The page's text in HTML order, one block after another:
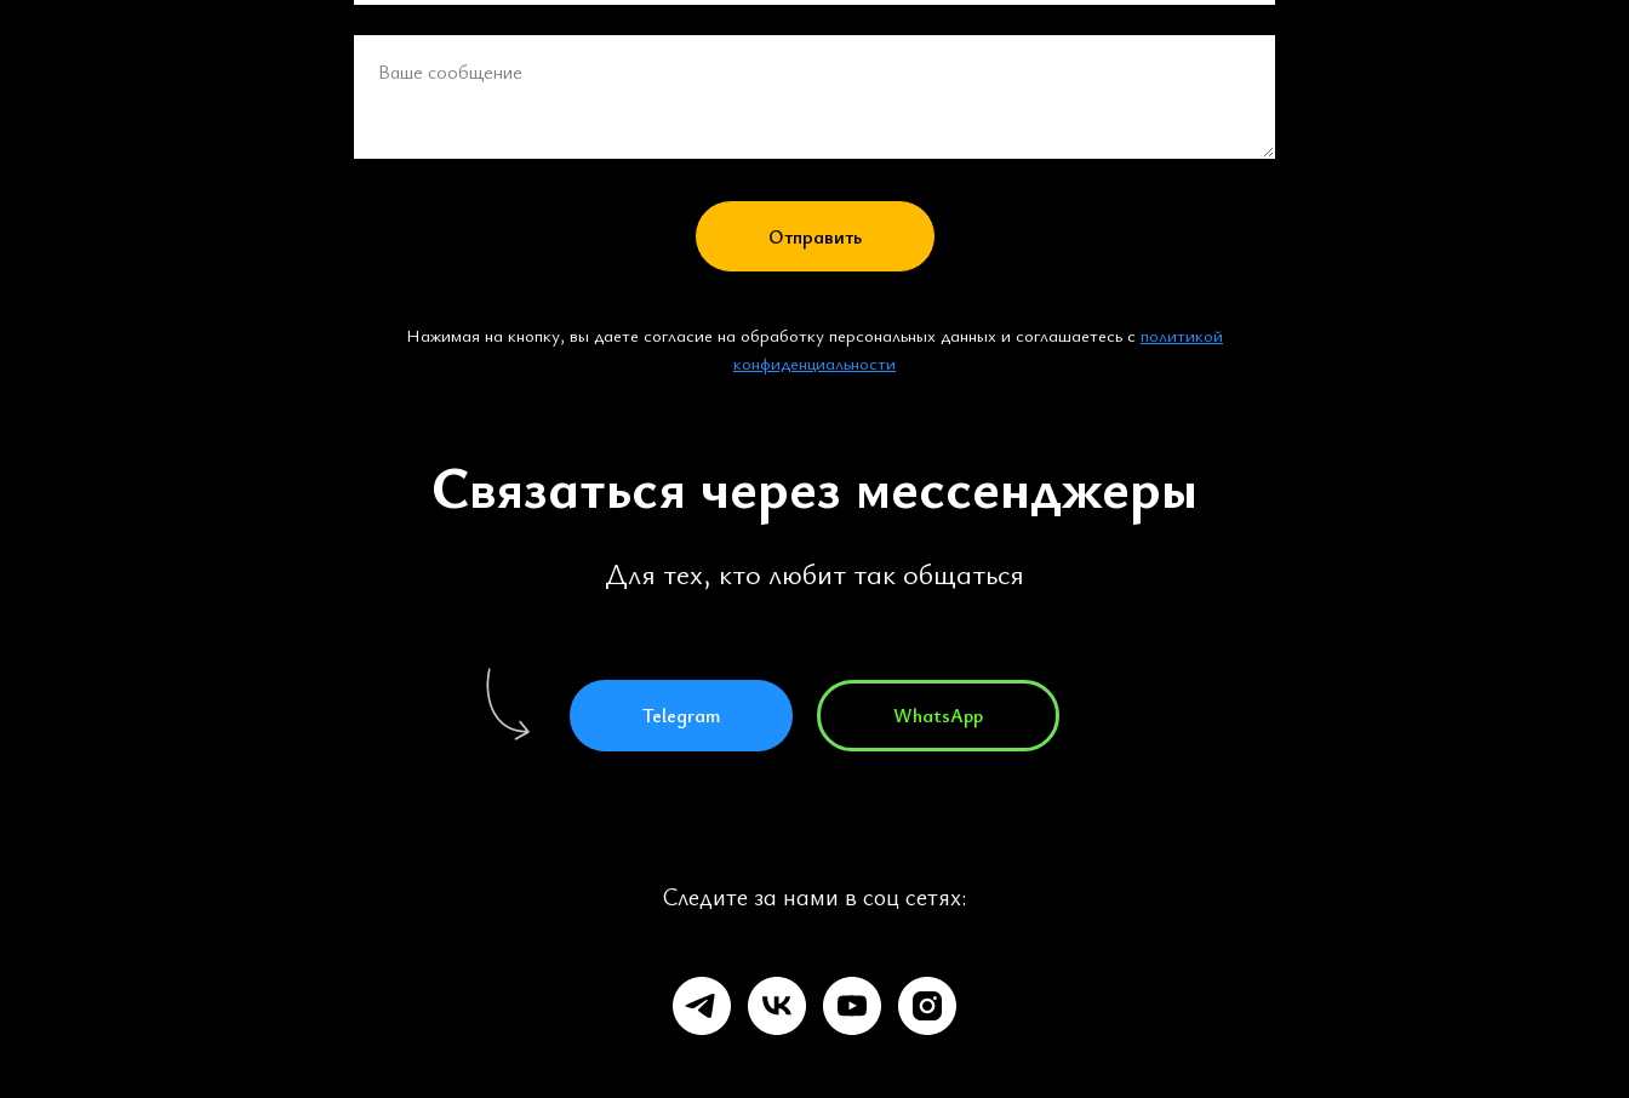
Ваше сообщение
Отправить
Нажимая на кнопку, вы даете согласие на обработку персональных данных и соглашаетесь c политикой
конфиденциальности
Связаться через мессенджеры
Для тех, кто любит так общаться
Telegram WhatsApp
Следите за нами в соц сетях: